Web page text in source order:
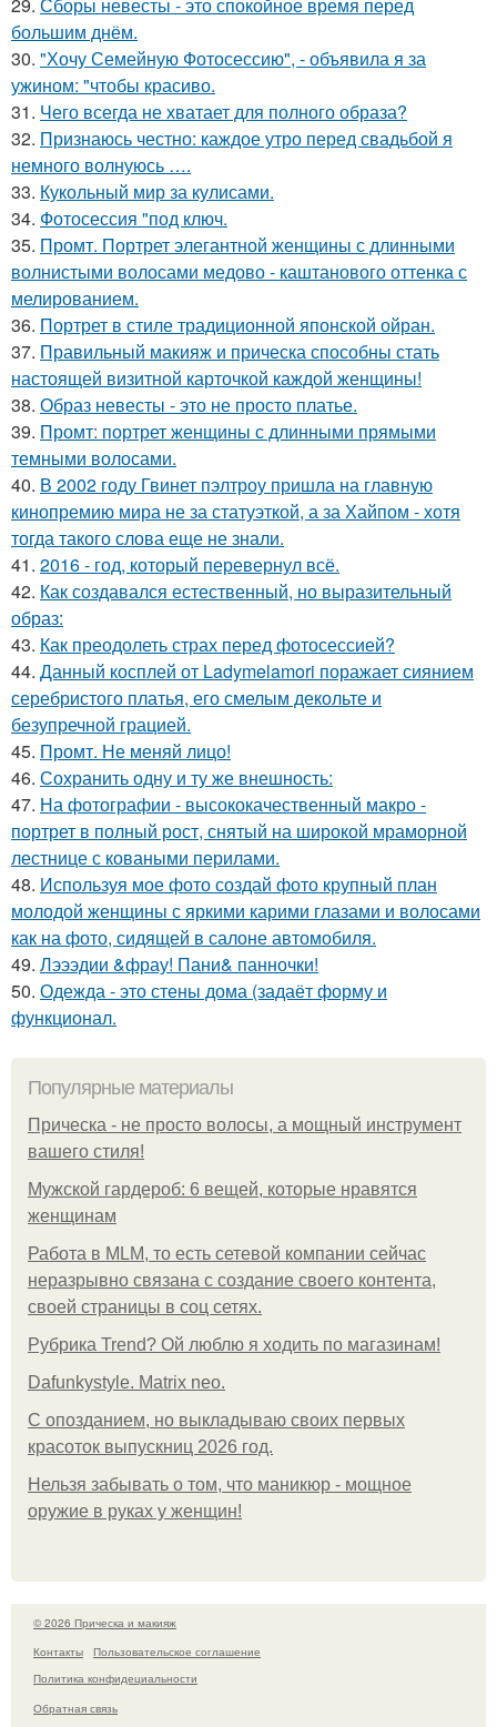
большим днём.
30. "Хочу Семейную Фотосессию", - объявила я за
ужином: "чтобы красиво.
31. Чего всегда не хватает для полного образа?
32. Признаюсь честно: каждое утро перед свадьбой я
немного волнуюсь ….
33. Кукольный мир за кулисами.
34. Фотосессия "под ключ.
35. Промт. Портрет элегантной женщины с длинными
волнистыми волосами медово - каштанового оттенка с
мелированием.
36. Портрет в стиле традиционной японской ойран.
37. Правильный макияж и прическа способны стать
настоящей визитной карточкой каждой женщины!
38. Образ невесты - это не просто платье.
39. Промт: портрет женщины с длинными прямыми
темными волосами.
40. В 2002 году Гвинет пэлтроу пришла на главную
кинопремию мира не за статуэткой, а за Хайпом - хотя
тогда такого слова еще не знали.
41. 2016 - год, который перевернул всё.
42. Как создавался естественный, но выразительный
образ:
43. Как преодолеть страх перед фотосессией?
44. Данный косплей от Ladymelamori поражает сиянием
серебристого платья, его смелым декольте и
безупречной грацией.
45. Промт. Не меняй лицо!
46. Сохранить одну и ту же внешность:
47. На фотографии - высококачественный макро -
портрет в полный рост, снятый на широкой мраморной
лестнице с коваными перилами.
48. Используя мое фото создай фото крупный план
молодой женщины с яркими карими глазами и волосами
как на фото, сидящей в салоне автомобиля.
49. Лэээдии &фрау! Пани& панночки!
50. Одежда - это стены дома (задаёт форму и
функционал.
Популярные материалы
Прическа - не просто волосы, а мощный инструмент
вашего стиля!
Мужской гардероб: 6 вещей, которые нравятся
женщинам
Работа в MLM, то есть сетевой компании сейчас
неразрывно связана с создание своего контента,
своей страницы в соц сетях.
Рубрика Trend? Ой люблю я ходить по магазинам!
Dafunkystyle. Matrix neo.
С опозданием, но выкладываю своих первых
красоток выпускниц 2026 год.
Нельзя забывать о том, что маникюр - мощное
оружие в руках у женщин!
© 2026 Прическа и макияж
Контакты
Пользовательское соглашение
Политика конфидециальности
Обратная связь